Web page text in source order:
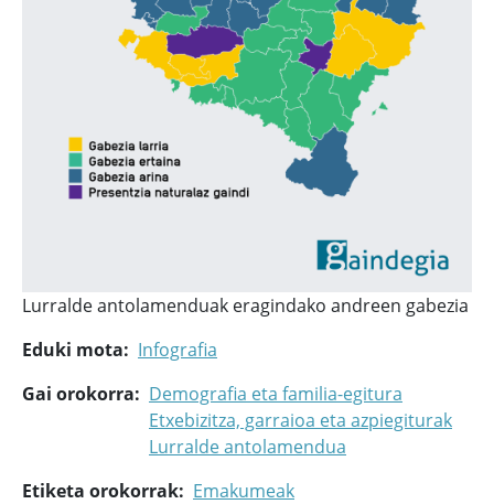
Lurralde antolamenduak eragindako andreen gabezia
Eduki mota
Infografia
Gai orokorra
Demografia eta familia-egitura
Etxebizitza, garraioa eta azpiegiturak
Lurralde antolamendua
Etiketa orokorrak
Emakumeak